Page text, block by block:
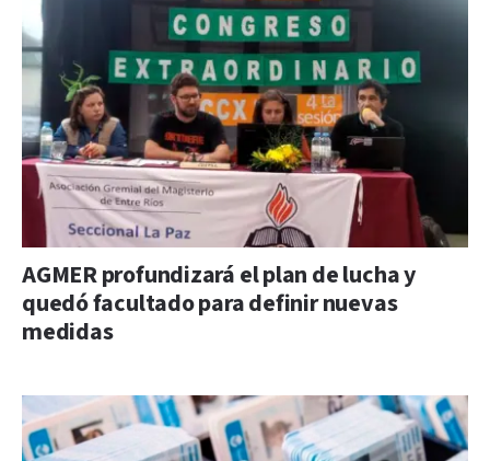
AGMER profundizará el plan de lucha y
quedó facultado para definir nuevas
medidas